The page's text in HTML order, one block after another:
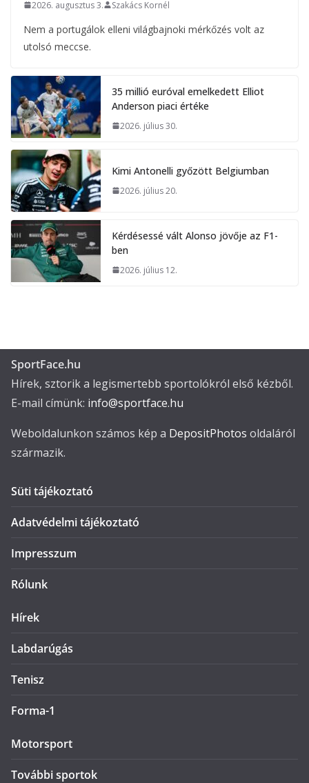
2026. augusztus 3. Szakács Kornél
Nem a portugálok elleni világbajnoki mérkőzés volt az
utolsó meccse.
35 millió euróval emelkedett Elliot
Anderson piaci értéke
2026. július 30.
Kimi Antonelli győzött Belgiumban
2026. július 20.
Kérdésessé vált Alonso jövője az F1-
ben
2026. július 12.
SportFace.hu
Hírek, sztorik a legismertebb sportolókról első kézből.
E-mail címünk: info@sportface.hu
Weboldalunkon számos kép a DepositPhotos oldaláról
származik.
Süti tájékoztató
Adatvédelmi tájékoztató
Impresszum
Rólunk
Hírek
Labdarúgás
Tenisz
Forma-1
Motorsport
További sportok